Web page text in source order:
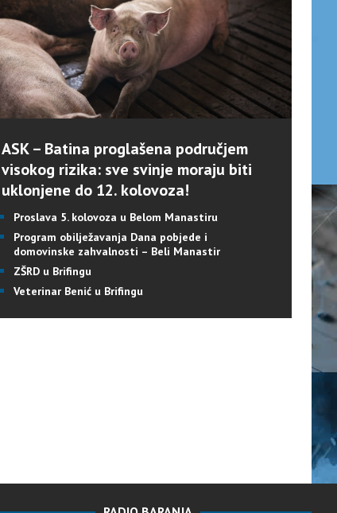
ASK – Batina proglašena područjem
visokog rizika: sve svinje moraju biti
uklonjene do 12. kolovoza!
Proslava 5. kolovoza u Belom Manastiru
Program obilježavanja Dana pobjede i
domovinske zahvalnosti – Beli Manastir
ZŠRD u Brifingu
Veterinar Benić u Brifingu